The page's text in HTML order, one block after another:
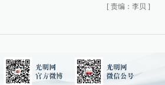
[ 责编：李贝 ]